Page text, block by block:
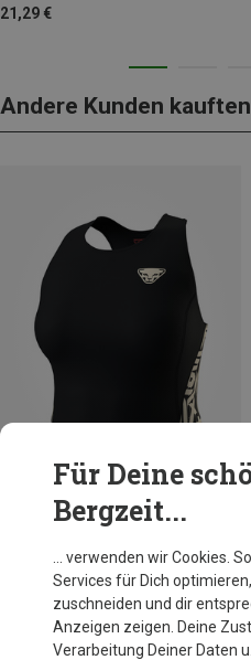
21,29 €
Andere Kunden
Du sparst 25%
Für Deine
Bergzeit...
… verwenden wir Cookies.
Services für Dich
zuschneiden und dir
Anzeigen zeigen. Deine
Verarbeitung Deiner Daten